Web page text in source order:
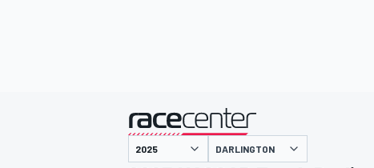
presentado por
DARLINGTON